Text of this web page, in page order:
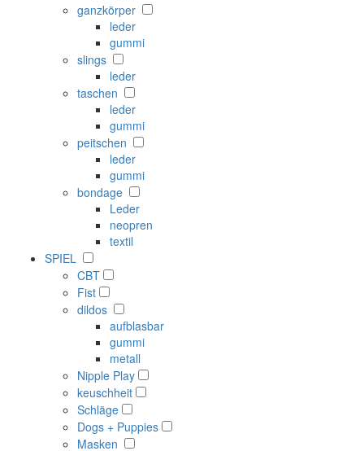
ganzkörper
leder
gummi
slings
leder
taschen
leder
gummi
peitschen
leder
gummi
bondage
Leder
neopren
textil
SPIEL
CBT
Fist
dildos
aufblasbar
gummi
metall
Nipple Play
keuschheit
Schläge
Dogs + Puppies
Masken